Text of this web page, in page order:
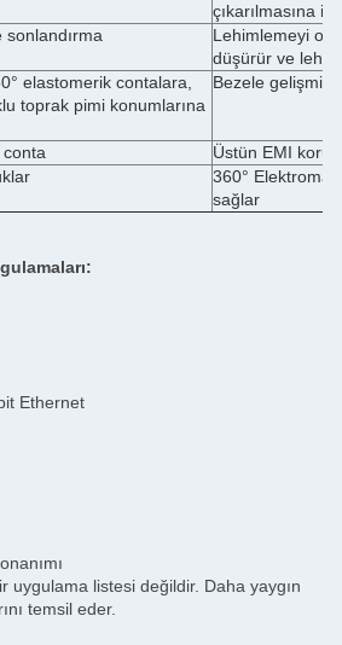
çıkarılmasına
sonlandırma
Lehimlemeyi
düşürür ve
elastomerik contalara,
toprak pimi konumlarına
Bezele gelişmiş
Üstün EMI
360°
sağlar
Ethernet
uygulama listesi değildir. Daha yaygın
temsil eder.